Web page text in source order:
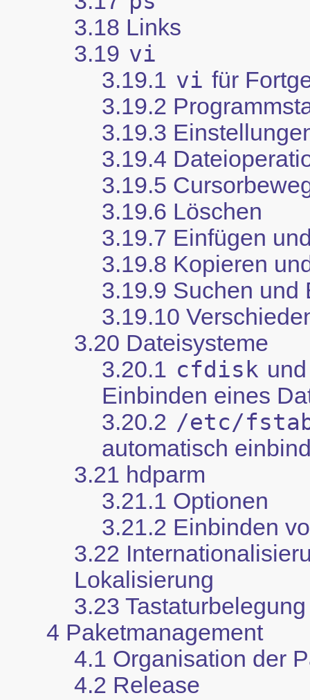
3.18 Links
3.19 vi
3.19.1 vi für
3.19.2
3.19.3
3.19.4
3.19.5
3.19.6 Löschen
3.19.7 Einfügen
3.19.8 Kopieren
3.19.9 Suchen und
3.19.10
3.20 Dateisysteme
3.20.1 cfdisk
Einbinden eines
3.20.2 /etc/
automatisch
3.21 hdparm
3.21.1 Optionen
3.21.2 Einbinden
3.22
Lokalisierung
3.23 Tastaturbelegung
4 Paketmanagement
4.1 Organisation der
4.2 Release